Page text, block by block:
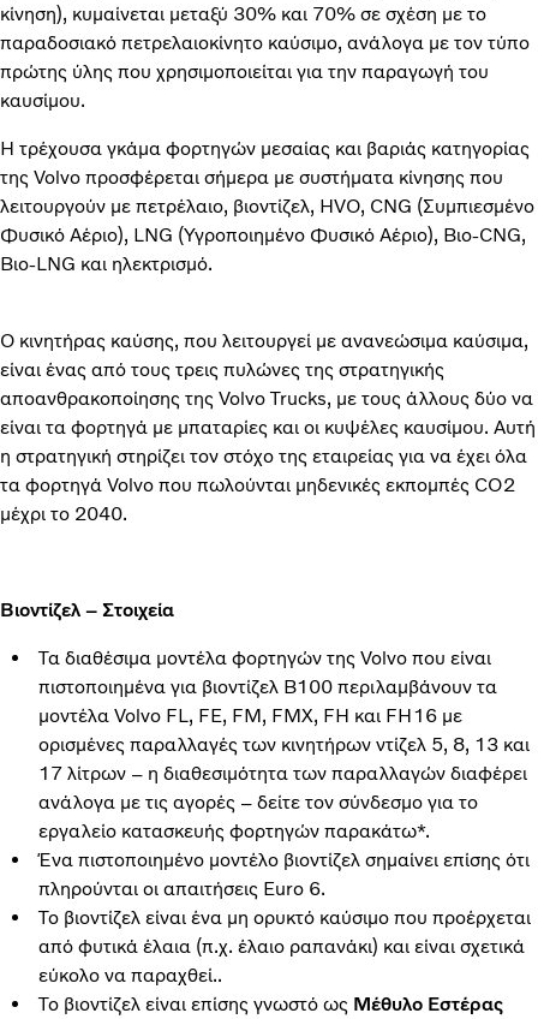
κίνηση), κυμαίνεται μεταξύ 30% και 70% σε σχέση με το
παραδοσιακό πετρελαιοκίνητο καύσιμο, ανάλογα με τον τύπο
πρώτης ύλης που χρησιμοποιείται για την παραγωγή του
καυσίμου.
Η τρέχουσα γκάμα φορτηγών μεσαίας και βαριάς κατηγορίας
της Volvo προσφέρεται σήμερα με συστήματα κίνησης που
λειτουργούν με πετρέλαιο, βιοντίζελ, HVO, CNG (Συμπιεσμένο
Φυσικό Αέριο), LNG (Υγροποιημένο Φυσικό Αέριο), Βιο-CNG,
Βιο-LNG και ηλεκτρισμό.
Ο κινητήρας καύσης, που λειτουργεί με ανανεώσιμα καύσιμα,
είναι ένας από τους τρεις πυλώνες της στρατηγικής
αποανθρακοποίησης της Volvo Trucks, με τους άλλους δύο να
είναι τα φορτηγά με μπαταρίες και οι κυψέλες καυσίμου. Αυτή
η στρατηγική στηρίζει τον στόχο της εταιρείας για να έχει όλα
τα φορτηγά Volvo που πωλούνται μηδενικές εκπομπές CO2
μέχρι το 2040.
Βιοντίζελ – Στοιχεία
Τα διαθέσιμα μοντέλα φορτηγών της Volvo που είναι
πιστοποιημένα για βιοντίζελ B100 περιλαμβάνουν τα
μοντέλα Volvo FL, FE, FM, FMX, FH και FH16 με
ορισμένες παραλλαγές των κινητήρων ντίζελ 5, 8, 13 και
17 λίτρων – η διαθεσιμότητα των παραλλαγών διαφέρει
ανάλογα με τις αγορές – δείτε τον σύνδεσμο για το
εργαλείο κατασκευής φορτηγών παρακάτω*.
Ένα πιστοποιημένο μοντέλο βιοντίζελ σημαίνει επίσης ότι
πληρούνται οι απαιτήσεις Euro 6.
Το βιοντίζελ είναι ένα μη ορυκτό καύσιμο που προέρχεται
από φυτικά έλαια (π.χ. έλαιο ραπανάκι) και είναι σχετικά
εύκολο να παραχθεί..
Το βιοντίζελ είναι επίσης γνωστό ως Μέθυλο Εστέρας